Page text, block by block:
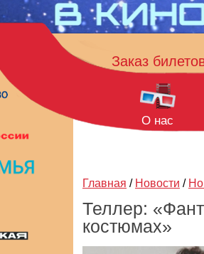
Заказ
О нас
Главная / Новости /
Теллер:
костюмах»